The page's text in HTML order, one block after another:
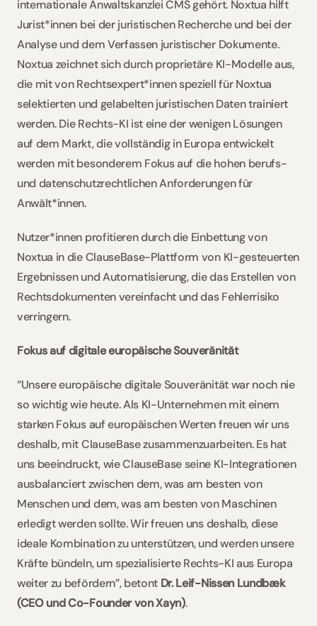
internationale Anwaltskanzlei CMS gehört. Noxtua hilft
Jurist*innen bei der juristischen Recherche und bei der
Analyse und dem Verfassen juristischer Dokumente.
Noxtua zeichnet sich durch proprietäre KI-Modelle aus,
die mit von Rechtsexpert*innen speziell für Noxtua
selektierten und gelabelten juristischen Daten trainiert
werden. Die Rechts-KI ist eine der wenigen Lösungen
auf dem Markt, die vollständig in Europa entwickelt
werden mit besonderem Fokus auf die hohen berufs-
und datenschutzrechtlichen Anforderungen für
Anwält*innen.
Nutzer*innen profitieren durch die Einbettung von
Noxtua in die ClauseBase-Plattform von KI-gesteuerten
Ergebnissen und Automatisierung, die das Erstellen von
Rechtsdokumenten vereinfacht und das Fehlerrisiko
verringern.
Fokus auf digitale europäische Souveränität
“Unsere europäische digitale Souveränität war noch nie
so wichtig wie heute. Als KI-Unternehmen mit einem
starken Fokus auf europäischen Werten freuen wir uns
deshalb, mit ClauseBase zusammenzuarbeiten. Es hat
uns beeindruckt, wie ClauseBase seine KI-Integrationen
ausbalanciert zwischen dem, was am besten von
Menschen und dem, was am besten von Maschinen
erledigt werden sollte. Wir freuen uns deshalb, diese
ideale Kombination zu unterstützen, und werden unsere
Kräfte bündeln, um spezialisierte Rechts-KI aus Europa
weiter zu befördern”, betont Dr. Leif-Nissen Lundbæk
(CEO und Co-Founder von Xayn).